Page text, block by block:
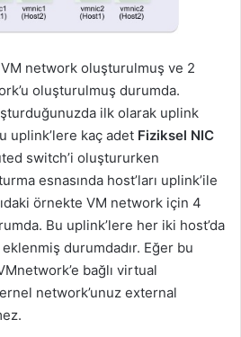
network oluşturulmuş ve 2
oluşturulmuş durumda.
ilk olarak uplink
uplink’lere kaç adet Fiziksel NIC
switch’i oluştururken
esnasında host’ları uplink’ile
örnekte VM network için 4
Bu uplink’lere her iki host’da
durumdadır. Eğer bu
bağlı virtual
network’unuz external